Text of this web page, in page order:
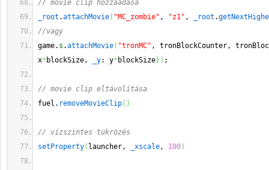
// movie clip hozzáadása
_root .attachMovie( "MC_zombie" , "z1" , _root .
//vagy
game. s .attachMovie( "tronMC" , tronBlockCounter,
x* blockSize, _y: y* blockSize} ) ;
// movie clip eltávolítása
fuel. removeMovieClip( )
// vízszintes tükrözés
setProperty( launcher, _xscale, 100)